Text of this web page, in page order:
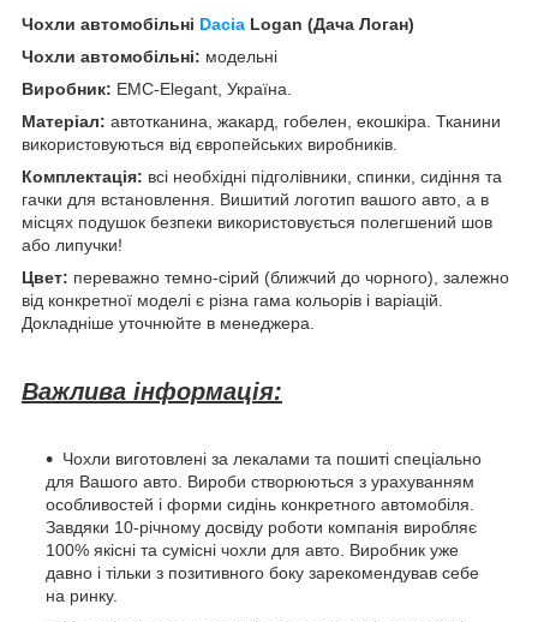
Чохли автомобільні Dacia Logan (Дача Логан)
Чохли автомобільні: модельні
Виробник: EMC-Elegant, Україна.
Матеріал: автотканина, жакард, гобелен, екошкіра. Тканини
використовуються від європейських виробників.
Комплектація: всі необхідні підголівники, спинки, сидіння та
гачки для встановлення. Вишитий логотип вашого авто, а в
місцях подушок безпеки використовується полегшений шов
або липучки!
Цвет: переважно темно-сірий (ближчий до чорного), залежно
від конкретної моделі є різна гама кольорів і варіацій.
Докладніше уточнюйте в менеджера.
Важлива інформація:
Чохли виготовлені за лекалами та пошиті спеціально
для Вашого авто. Вироби створюються з урахуванням
особливостей і форми сидінь конкретного автомобіля.
Завдяки 10-річному досвіду роботи компанія виробляє
100% якісні та сумісні чохли для авто. Виробник уже
давно і тільки з позитивного боку зарекомендував себе
на ринку.